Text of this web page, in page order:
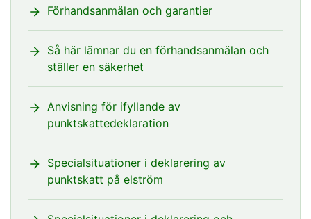
Förhandsanmälan och garantier
Så här lämnar du en förhandsanmälan och
ställer en säkerhet
Anvisning för ifyllande av
punktskattedeklaration
Specialsituationer i deklarering av
punktskatt på elström